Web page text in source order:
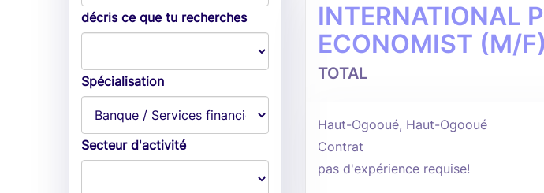
décris ce que tu recherches
Spécialisation
Secteur d'activité
INTERNATIONAL
ECONOMIST (M/
TOTAL
Haut-Ogooué, Haut-Ogooué
Contrat
pas d'expérience requise!